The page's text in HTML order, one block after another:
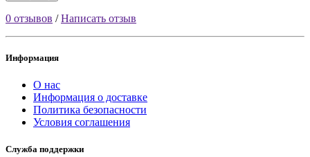
0 отзывов /Написать отзыв
Информация
О нас
Информация о доставке
Политика безопасности
Условия соглашения
Служба поддержки